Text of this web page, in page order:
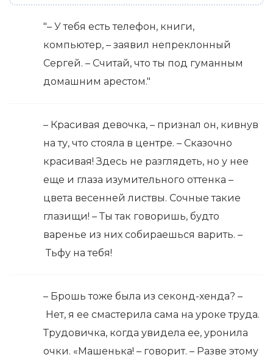
"– У тебя есть телефон, книги,
компьютер, – заявил непреклонный
Сергей. – Считай, что ты под гуманным
домашним арестом."
– Красивая девочка, – признал он, кивнув
на ту, что стояла в центре. – Сказочно
красивая! Здесь не разглядеть, но у нее
еще и глаза изумительного оттенка –
цвета весенней листвы. Сочные такие
глазищи! – Ты так говоришь, будто
варенье из них собираешься варить. –
Тьфу на тебя!
– Брошь тоже была из секонд-хенда? –
Нет, я ее смастерила сама на уроке труда.
Трудовичка, когда увидела ее, уронила
очки. «Машенька! – говорит. – Разве этому